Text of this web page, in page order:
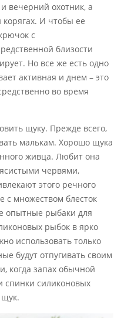
вечерний охотник, а
корягах. И чтобы ее
с
близости
Но все же есть одно
активная и днем – это
во время
щуку. Прежде всего,
малькам. Хорошо щука
живца. Любит она
червями,
этого речного
с множеством блесток
опытные рыбаки для
рыбок в ярко
использовать только
будут отпугивать своим
когда запах обычной
спинки силиконовых